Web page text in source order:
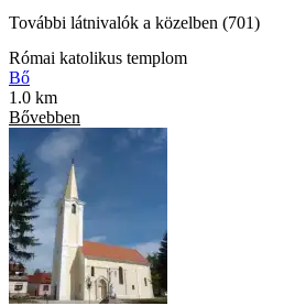
További látnivalók a közelben (701)
Római katolikus templom
Bő
1.0 km
Bővebben